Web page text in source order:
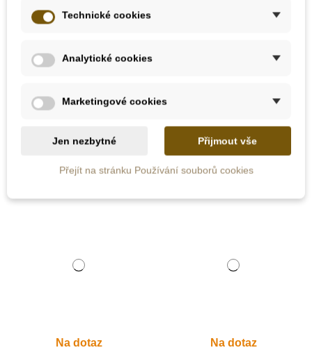
Daynes, Russell Tale
305 Kč
Přidat do košíku
matematika 3 až 6 let
Zobrazit detail
Na dotaz Na dotaz
Technické cookies
Analytické cookies
Marketingové cookies
Jen nezbytné Přijmout vše
Přejít na stránku Používání souborů cookies